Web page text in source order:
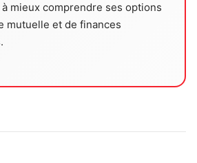
mieux comprendre ses options
mutuelle et de finances